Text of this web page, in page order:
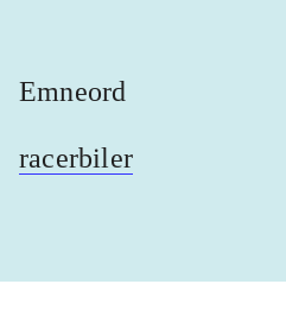
Emneord
racerbiler